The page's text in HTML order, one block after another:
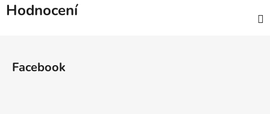
Hodnocení
Facebook